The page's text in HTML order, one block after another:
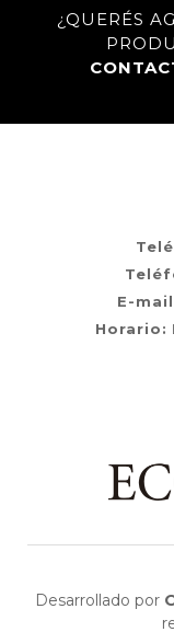
¿QUERÉS
E-
Horario:
Desarrollado por